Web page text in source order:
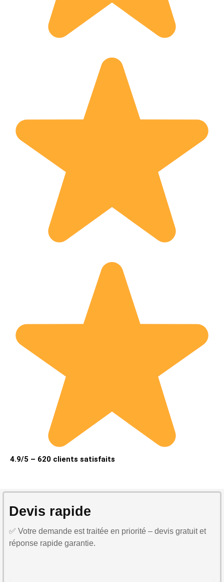
4.9/5 – 620 clients satisfaits
Devis rapide
✅ Votre demande est traitée en priorité – devis gratuit et
réponse rapide garantie.